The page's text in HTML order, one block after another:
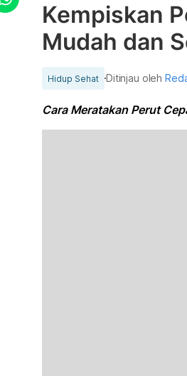
Kempiskan
Mudah dan
Hidup Sehat Ditinjau oleh
Cara Meratakan Perut